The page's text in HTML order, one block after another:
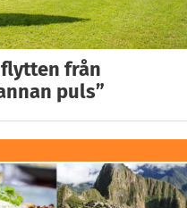
från
puls”